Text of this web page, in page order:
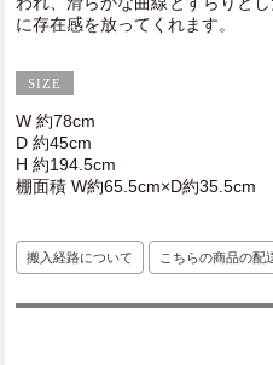
に存在感を放ってくれます。
W 約78cm
D 約45cm
H 約194.5cm
棚面積 W約65.5cm×D約35.5cm
搬入経路について こちらの商品の配